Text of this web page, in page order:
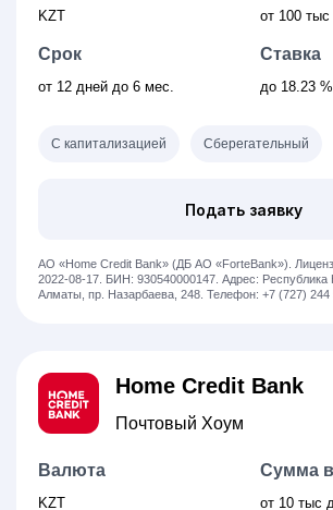
KZT от 100 тыс
Срок
от 12 дней до 6 мес.
Ставка
до 18.23 %
Подать заявку
С капитализацией Сберегательный
АО «Home Credit Bank» (ДБ АО «ForteBank»).
2022-08-17. БИН: 930540000147. Адрес: Республика
Алматы, пр. Назарбаева, 248. Телефон: +7 (727) 244
Home Credit Bank
Почтовый Хоум
Валюта
KZT
Сумма
от 10 тыс